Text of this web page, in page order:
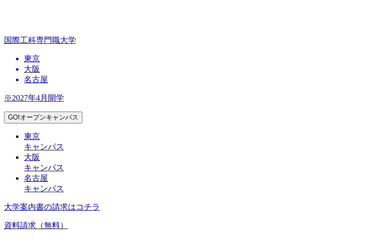
国際工科専門職大学
東京
大阪
名古屋
※2027年4月開学
GO!オープンキャンパス
東京
キャンパス
大阪
キャンパス
名古屋
キャンパス
大学案内書の請求はコチラ
資料請求（無料）